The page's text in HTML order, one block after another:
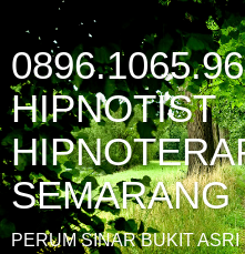
HIPNOTIST
SEMARANG
PERUM SINAR BUKIT